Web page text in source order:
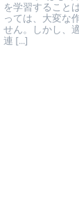
を学習すること
っては、大変な
せん。しかし、
連 […]